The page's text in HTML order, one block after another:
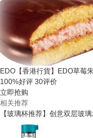
EDO【香港行貨】EDO草莓
100%好评 30评价
立即抢购
相关推荐
【玻璃杯推荐】创意双层玻